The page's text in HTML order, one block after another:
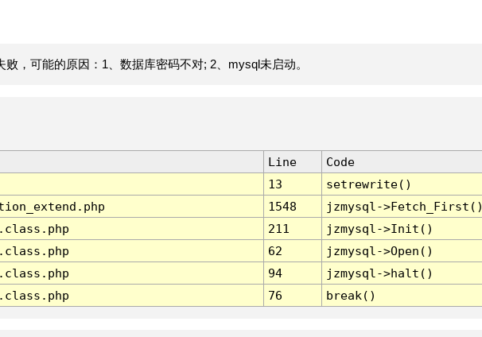
，可能的原因：1、数据库密码不对; 2、mysql未启动。
Line
Code
13
setrewrite()
1548
jzmysql-
211
jzmysql->Init()
62
jzmysql->Open()
94
jzmysql->halt()
76 break()